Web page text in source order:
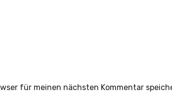
für meinen nächsten Kommentar